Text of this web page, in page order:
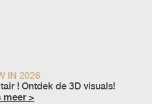
IN 2026
! Ontdek de 3D visuals!
meer >